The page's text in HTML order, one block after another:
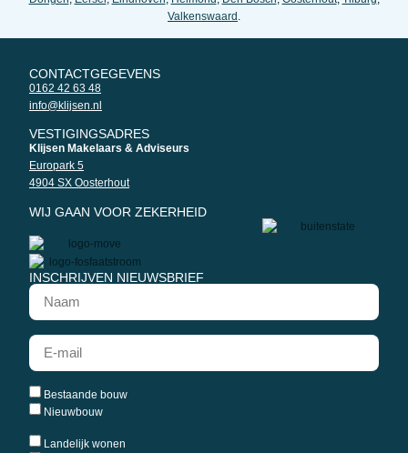
Valkenswaard
CONTACTGEGEVENS
0162 42 63 48
info@klijsen.nl
VESTIGINGSADRES
Klijsen Makelaars & Adviseurs
Europark 5
4904 SX Oosterhout
WIJ GAAN VOOR ZEKERHEID
INSCHRIJVEN NIEUWSBRIEF
Bestaande bouw
Nieuwbouw
Landelijk wonen